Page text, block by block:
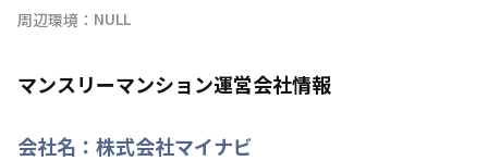
周辺環境：
マンスリーマンション運営会社情報
会社名： 株式会社マイナビ